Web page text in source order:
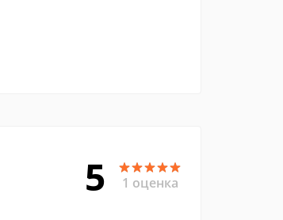
5 1 оценка